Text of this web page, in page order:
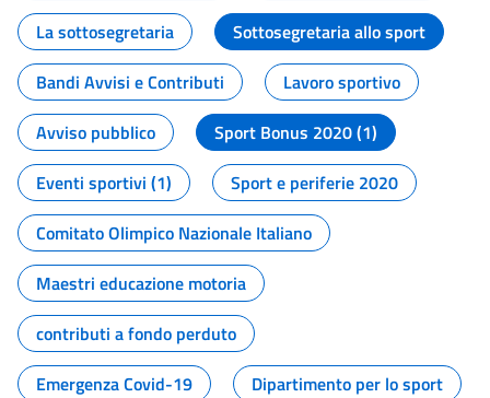
La sottosegretaria
Sottosegretaria allo sport
Bandi Avvisi e Contributi
Lavoro sportivo
Avviso pubblico
Sport Bonus 2020 (1)
Eventi sportivi (1)
Sport e periferie 2020
Comitato Olimpico Nazionale Italiano
Maestri educazione motoria
contributi a fondo perduto
Emergenza Covid-19
Dipartimento per lo sport